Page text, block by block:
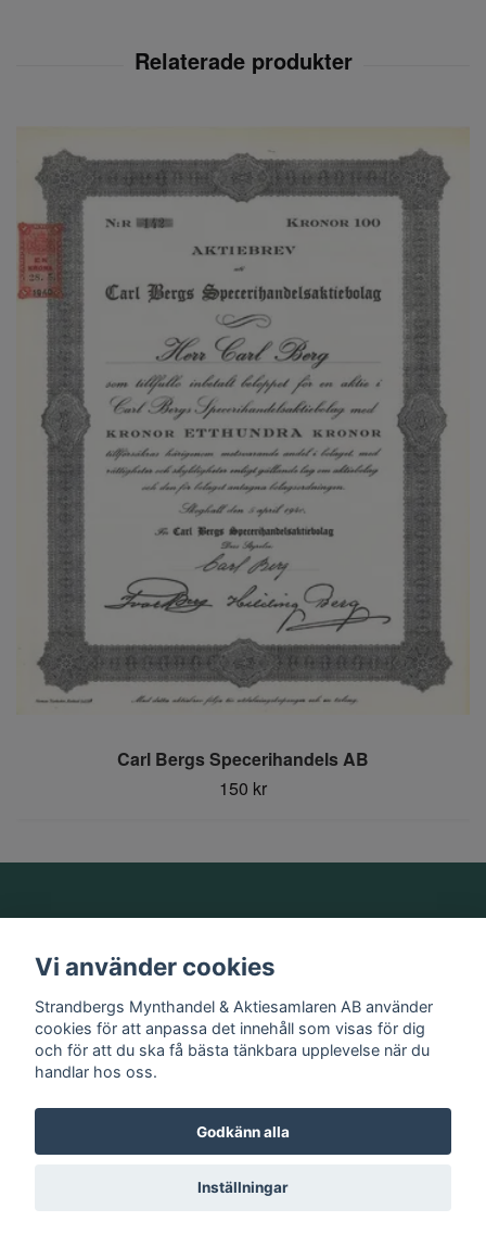
Carl Bergs Specerihandels AB
150 kr
Information
Sociala medier
© 2026 Strandbergs Mynthandel & Aktiesamlaren AB
Vi använder cookies
Strandbergs Mynthandel & Aktiesamlaren AB använder
cookies för att anpassa det innehåll som visas för dig
och för att du ska få bästa tänkbara upplevelse när du
handlar hos oss.
Godkänn alla
Inställningar